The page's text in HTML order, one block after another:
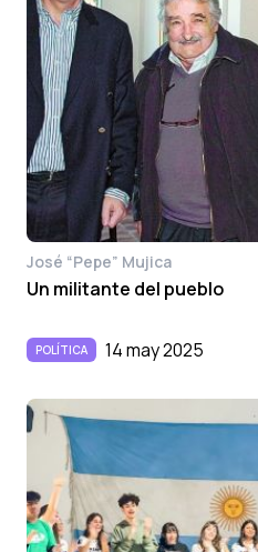
José “Pepe” Mujica
Un militante del pueblo
POLÍTICA 14 may 2025